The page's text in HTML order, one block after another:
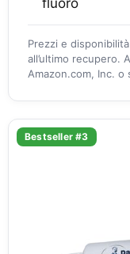
fluoro
Prezzi e
all’ultimo recupero.
Amazon.com, Inc. o
Bestseller #3